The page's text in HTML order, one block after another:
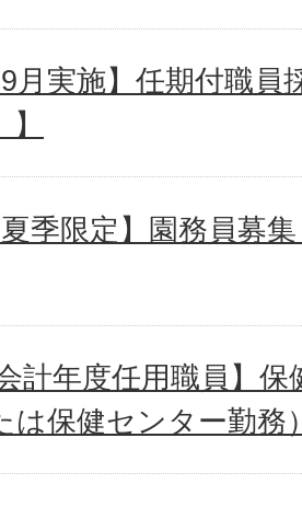
9月実施】任期付職
夏季限定】園務員募
計年度任用職員】
は保健センター勤務